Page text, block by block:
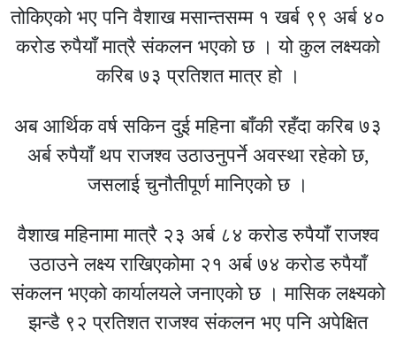
तोकिएको भए पनि वैशाख मसान्तसम्म १ खर्ब ९९ अर्ब ४०
करोड रुपैयाँ मात्रै संकलन भएको छ । यो कुल लक्ष्यको
करिब ७३ प्रतिशत मात्र हो ।
अब आर्थिक वर्ष सकिन दुई महिना बाँकी रहँदा करिब ७३
अर्ब रुपैयाँ थप राजश्व उठाउनुपर्ने अवस्था रहेको छ,
जसलाई चुनौतीपूर्ण मानिएको छ ।
वैशाख महिनामा मात्रै २३ अर्ब ८४ करोड रुपैयाँ राजश्व
उठाउने लक्ष्य राखिएकोमा २१ अर्ब ७४ करोड रुपैयाँ
संकलन भएको कार्यालयले जनाएको छ । मासिक लक्ष्यको
झन्डै ९२ प्रतिशत राजश्व संकलन भए पनि अपेक्षित